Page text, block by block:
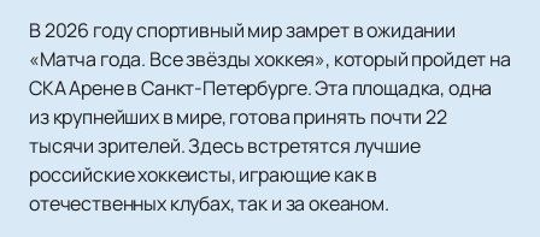
В 2026 году спортивный мир замрет в ожидании
«Матча года. Все звёзды хоккея», который пройдет на
СКА Арене в Санкт-Петербурге. Эта площадка, одна
из крупнейших в мире, готова принять почти 22
тысячи зрителей. Здесь встретятся лучшие
российские хоккеисты, играющие как в
отечественных клубах, так и за океаном.